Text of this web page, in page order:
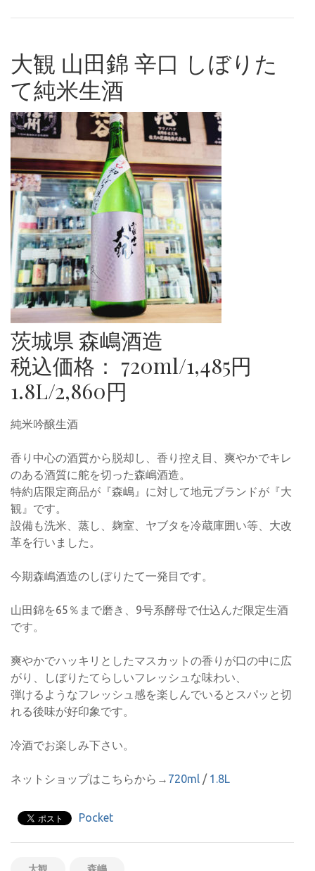
大観 山田錦 辛口 しぼりた
て純米生酒
茨城県 森嶋酒造
税込価格： 720ml/1,485円
1.8L/2,860円
純米吟醸生酒
香り中心の酒質から脱却し、香り控え目、爽やかでキレ
のある酒質に舵を切った森嶋酒造。
特約店限定商品が『森嶋』に対して地元ブランドが『大
観』です。
設備も洗米、蒸し、麹室、ヤブタを冷蔵庫囲い等、大改
革を行いました。
今期森嶋酒造のしぼりたて一発目です。
山田錦を65％まで磨き、9号系酵母で仕込んだ限定生酒
です。
爽やかでハッキリとしたマスカットの香りが口の中に広
がり、しぼりたてらしいフレッシュな味わい、
弾けるようなフレッシュ感を楽しんでいるとスパッと切
れる後味が好印象です。
冷酒でお楽しみ下さい。
ネットショップはこちらから→ 720ml / 1.8L
Pocket